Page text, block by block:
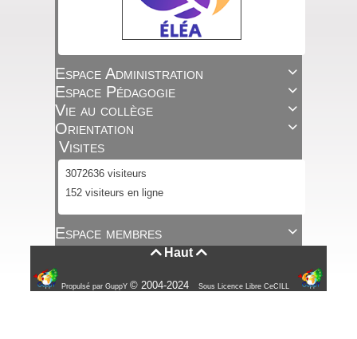

Espace Administration

Espace Pédagogie

Vie au collège

Orientation
Visites
3072636 visiteurs
152 visiteurs en ligne

Espace membres
Haut 
Propulsé par GuppY© 2004-2024 Sous Licence Libre CeCILL